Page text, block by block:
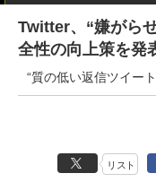
Twitter、“嫌がら
全性の向上策を発
“質の低い返信ツイー
リスト